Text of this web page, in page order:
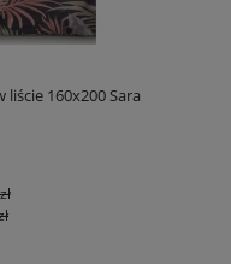
160x200 Sara